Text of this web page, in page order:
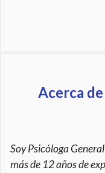
Acerca
Soy Psicóloga
más de 12 años de